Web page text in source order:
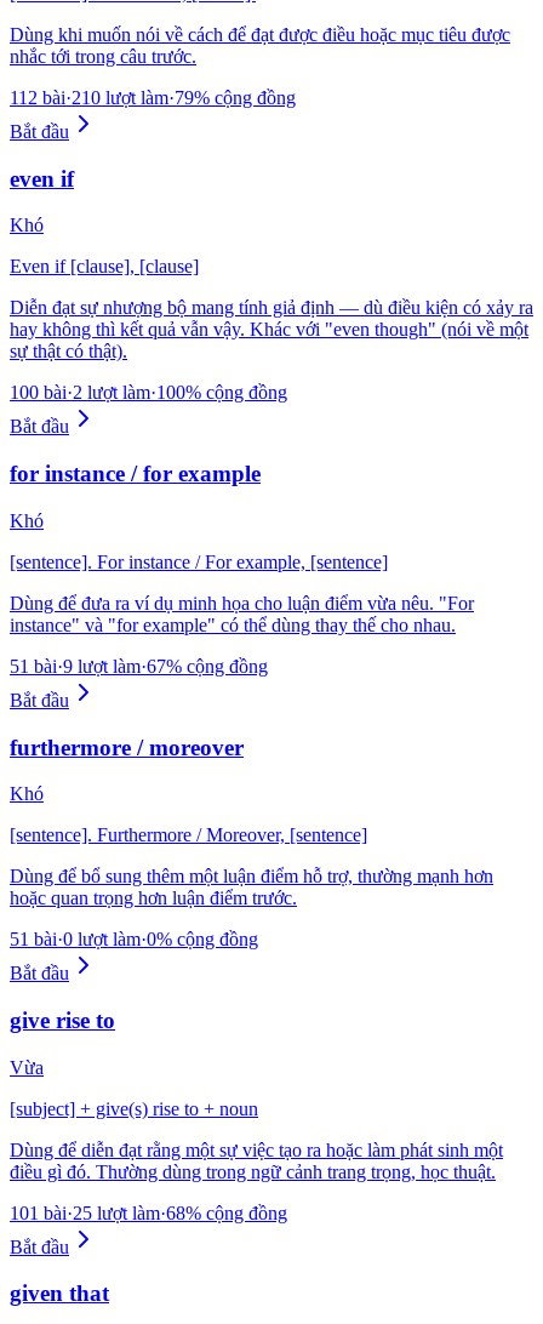
Dùng khi muốn nói về cách để đạt được điều hoặc mục tiêu được
nhắc tới trong câu trước.
112 bài·210 lượt làm·79% cộng đồng
Bắt đầu
even if
Khó
Even if [clause], [clause]
Diễn đạt sự nhượng bộ mang tính giả định — dù điều kiện có xảy ra
hay không thì kết quả vẫn vậy. Khác với "even though" (nói về một
sự thật có thật).
100 bài·2 lượt làm·100% cộng đồng
Bắt đầu
for instance / for example
Khó
[sentence]. For instance / For example, [sentence]
Dùng để đưa ra ví dụ minh họa cho luận điểm vừa nêu. "For
instance" và "for example" có thể dùng thay thế cho nhau.
51 bài·9 lượt làm·67% cộng đồng
Bắt đầu
furthermore / moreover
Khó
[sentence]. Furthermore / Moreover, [sentence]
Dùng để bổ sung thêm một luận điểm hỗ trợ, thường mạnh hơn
hoặc quan trọng hơn luận điểm trước.
51 bài·0 lượt làm·0% cộng đồng
Bắt đầu
give rise to
Vừa
[subject] + give(s) rise to + noun
Dùng để diễn đạt rằng một sự việc tạo ra hoặc làm phát sinh một
điều gì đó. Thường dùng trong ngữ cảnh trang trọng, học thuật.
101 bài·25 lượt làm·68% cộng đồng
Bắt đầu
given that